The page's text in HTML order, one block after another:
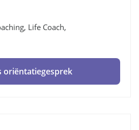
Life Coach,
oriëntatiegesprek